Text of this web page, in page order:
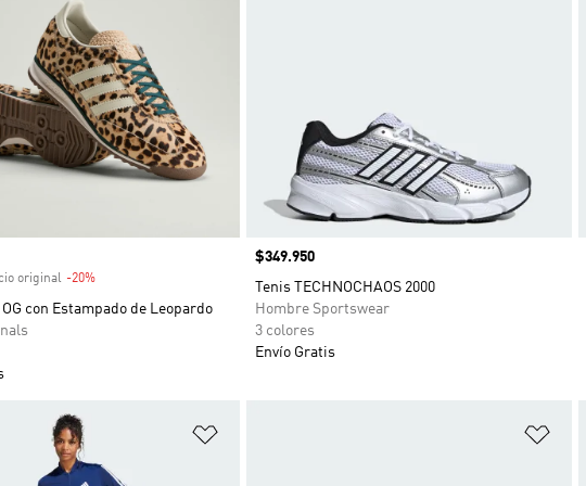
original -20%Descuento
con Estampado de Leopardo
Precio
$349.950
Tenis TECHNOCHAOS 2000
Hombre Sportswear
3 colores
Envío Gratis
de deseos